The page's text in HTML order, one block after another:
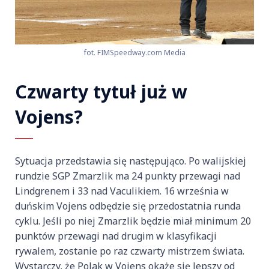
fot. FIMSpeedway.com Media
Czwarty tytuł już w
Vojens?
Sytuacja przedstawia się następująco. Po walijskiej
rundzie SGP Zmarzlik ma 24 punkty przewagi nad
Lindgrenem i 33 nad Vaculikiem. 16 września w
duńskim Vojens odbędzie się przedostatnia runda
cyklu. Jeśli po niej Zmarzlik będzie miał minimum 20
punktów przewagi nad drugim w klasyfikacji
rywalem, zostanie po raz czwarty mistrzem świata.
Wystarczy, że Polak w Vojens okaże się lepszy od